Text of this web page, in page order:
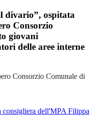
divario”, ospitata
Consorzio
giovani
delle aree interne
Consorzio Comunale di